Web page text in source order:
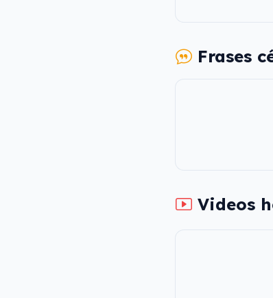
Frases
Videos